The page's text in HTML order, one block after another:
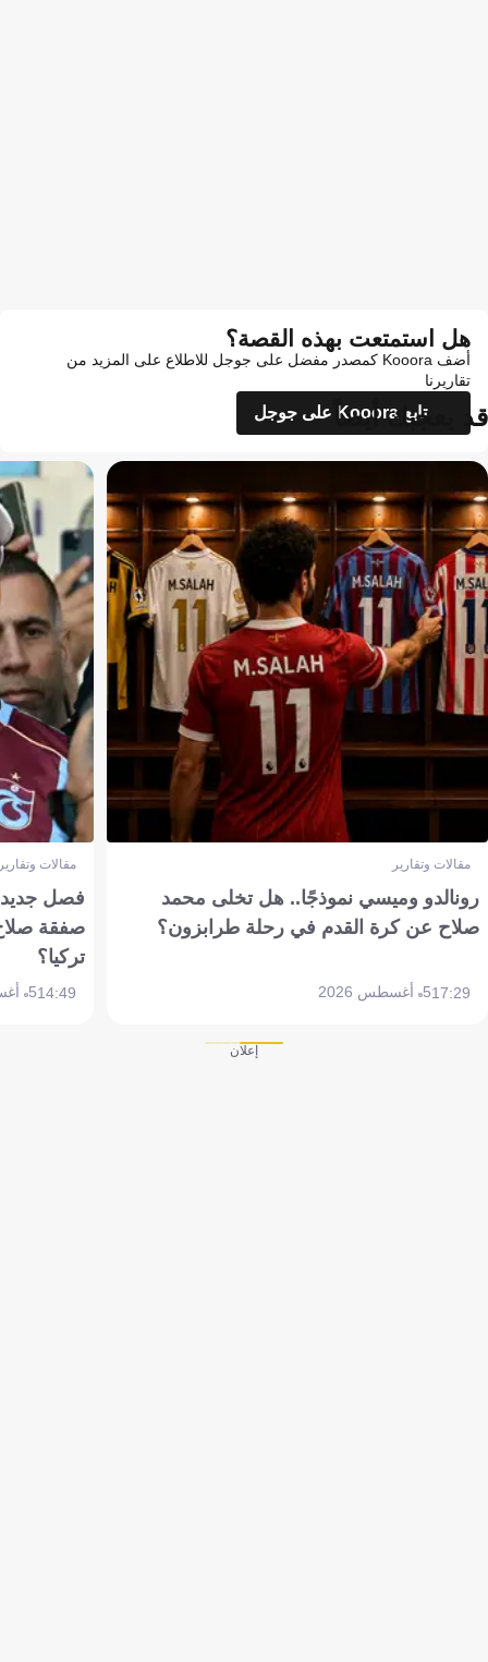
هل استمتعت بهذه القصة؟
أضف Kooora كمصدر مفضل على جوجل للاطلاع على المزيد من
تقاريرنا
تابع Kooora على جوجل
قد يعجبك أيضاً
مقالات وتقارير
رونالدو وميسي نموذجًا.. هل تخلى محمد
صلاح عن كرة القدم في رحلة طرابزون؟
17:295 أغسطس 2026
مقالات
فصل جديد
صفقة
تركيا؟
14:495 أغسطس 2026
إعلان